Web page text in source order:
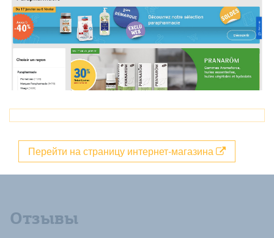
Перейти на страницу интернет-магазина
Отзывы